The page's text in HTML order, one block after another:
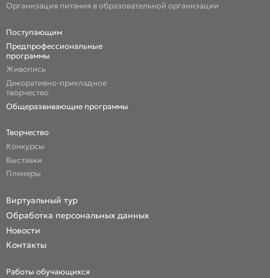
Организация питания в образовательной организации
Поступающим
Предпрофессиональные
программы
Живопись
Декоративно-прикладное
творчество
Общеразвивающие программы
Творчество
Конкурсы
Выставки
Пленеры
Виртуальный тур
Обработка персональных данных
Новости
Контакты
Работы обучающихся